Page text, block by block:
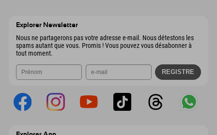
Explorer Newsletter
Nous ne partagerons pas votre adresse e-mail. Nous détestons les
spams autant que vous. Promis ! Vous pouvez vous désabonner à
tout moment.